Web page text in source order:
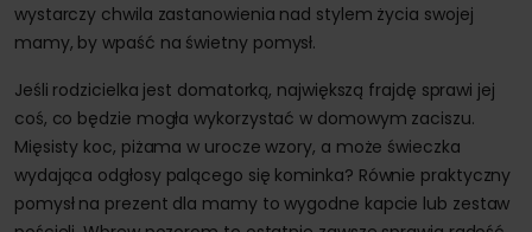
wystarczy chwila zastanowienia nad stylem życia swojej
mamy, by wpaść na świetny pomysł.
Jeśli rodzicielka jest domatorką, największą frajdę sprawi jej
coś, co będzie mogła wykorzystać w domowym zaciszu.
Mięsisty koc, piżama w urocze wzory, a może świeczka
wydająca odgłosy palącego się kominka? Równie praktyczny
pomysł na prezent dla mamy to wygodne kapcie lub zestaw